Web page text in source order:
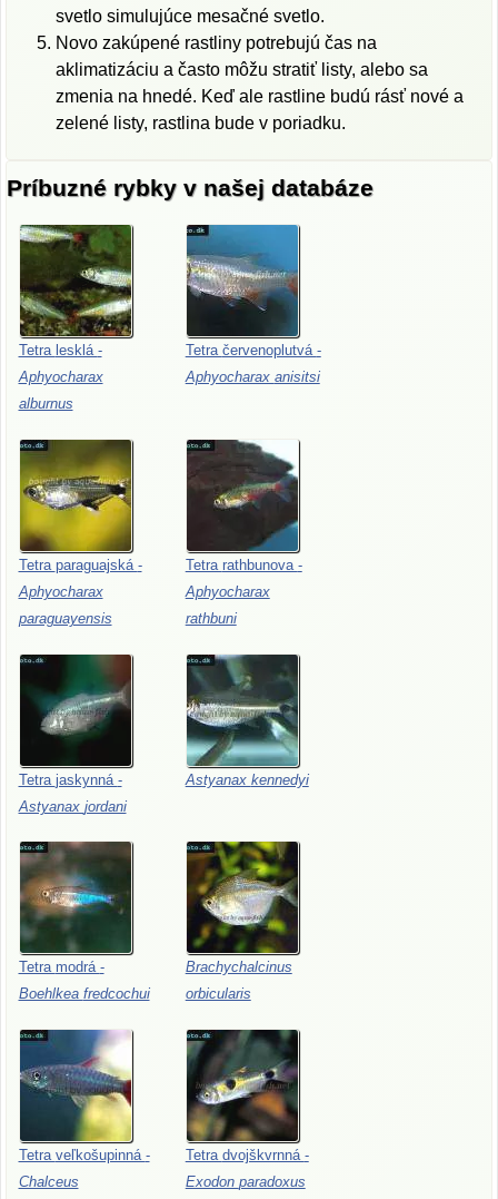
svetlo simulujúce mesačné svetlo.
Novo zakúpené rastliny potrebujú čas na
aklimatizáciu a často môžu stratiť listy, alebo sa
zmenia na hnedé. Keď ale rastline budú rásť nové a
zelené listy, rastlina bude v poriadku.
Príbuzné rybky v našej databáze
Tetra lesklá -
Aphyocharax
alburnus
Tetra červenoplutvá -
Aphyocharax anisitsi
Tetra paraguajská -
Aphyocharax
paraguayensis
Tetra rathbunova -
Aphyocharax
rathbuni
Tetra jaskynná -
Astyanax jordani
Astyanax kennedyi
Tetra modrá -
Boehlkea fredcochui
Brachychalcinus
orbicularis
Tetra veľkošupinná -
Chalceus
Tetra dvojškvrnná -
Exodon paradoxus